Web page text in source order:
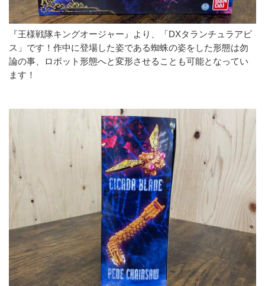
『王様戦隊キングオージャー』より、「DXタランチュラアビ
ス」です！作中に登場した姿である蜘蛛の姿をした形態は勿
論の事、ロボット形態へと変形させることも可能となってい
ます！